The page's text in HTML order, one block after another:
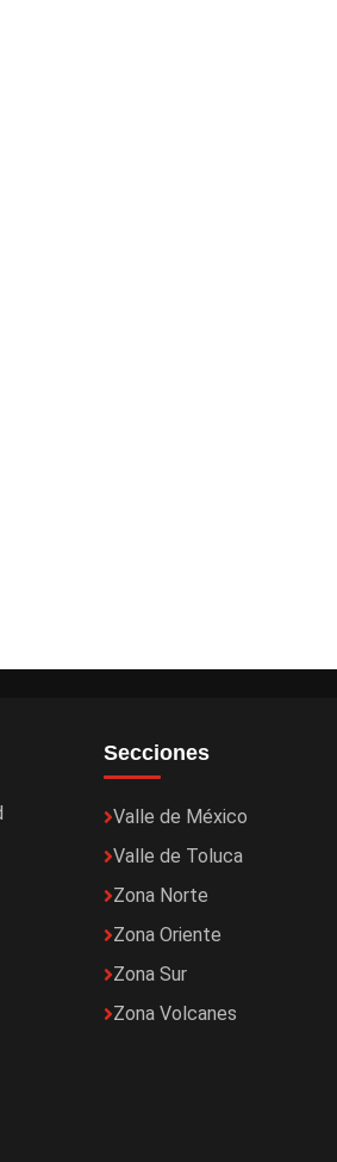
Secciones
Valle de México
Valle de Toluca
Zona Norte
Zona Oriente
Zona Sur
Zona Volcanes